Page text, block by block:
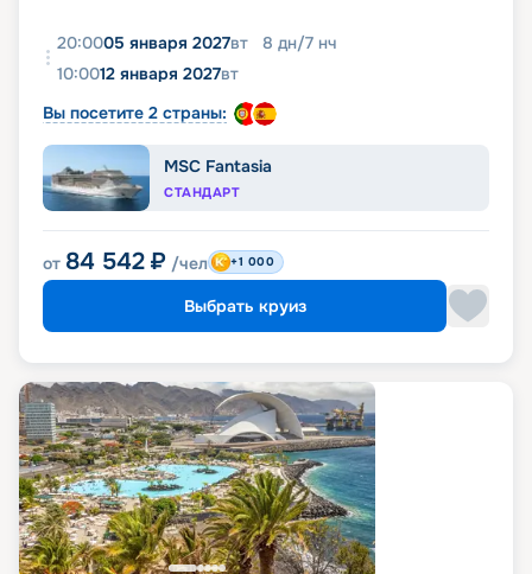
20:0005 января 2027вт 8 дн/7 нч
10:0012 января 2027вт
Вы посетите 2 страны:
MSC Fantasia
СТАНДАРТ
от 84 542 ₽ /чел +1 000
Выбрать круиз